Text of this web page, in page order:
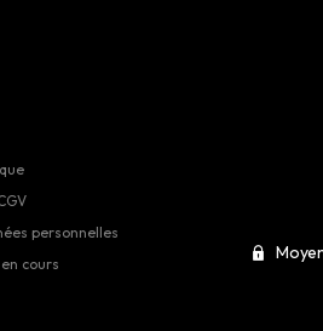
personnelles
cours